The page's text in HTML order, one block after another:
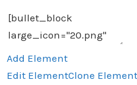
Add Element
Edit ElementClone Element